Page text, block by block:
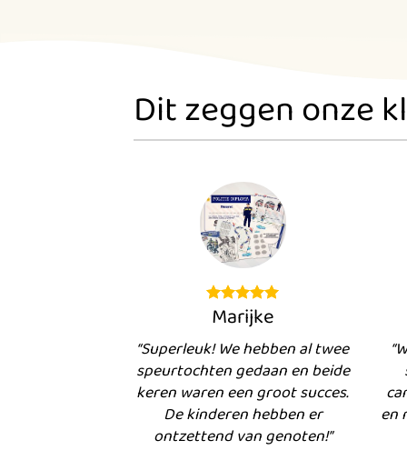
Dit zeggen onze
Marijke
“Superleuk! We hebben al twee
speurtochten gedaan en beide
keren waren een groot succes.
De kinderen hebben er
ontzettend van genoten!”
en